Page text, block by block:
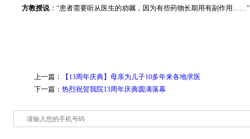
方教授说：“患者需要听从医生的劝嘱，因为有些药物长期用有副作用……”
上一篇：
【13周年庆典】母亲为儿子10多年来各地求医
下一篇：热烈祝贺我院13周年庆典圆满落幕